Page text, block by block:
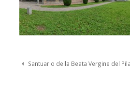
Navigazione Post
Santuario della Beata Vergine del